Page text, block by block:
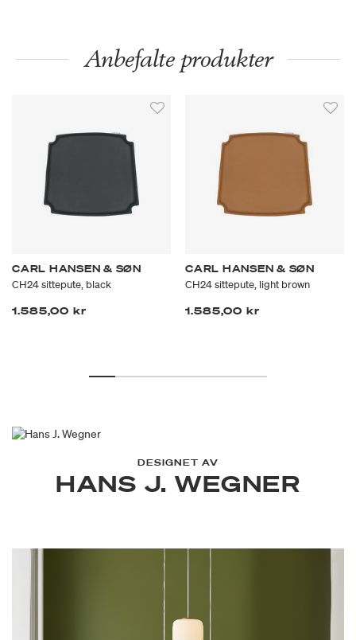
Anbefalte produkter
CARL HANSEN & SØN
CH24 sittepute, black
1.585,00 kr
CARL HANSEN & SØN
CH24 sittepute, light brown
1.585,00 kr
DESIGNET AV
HANS J. WEGNER